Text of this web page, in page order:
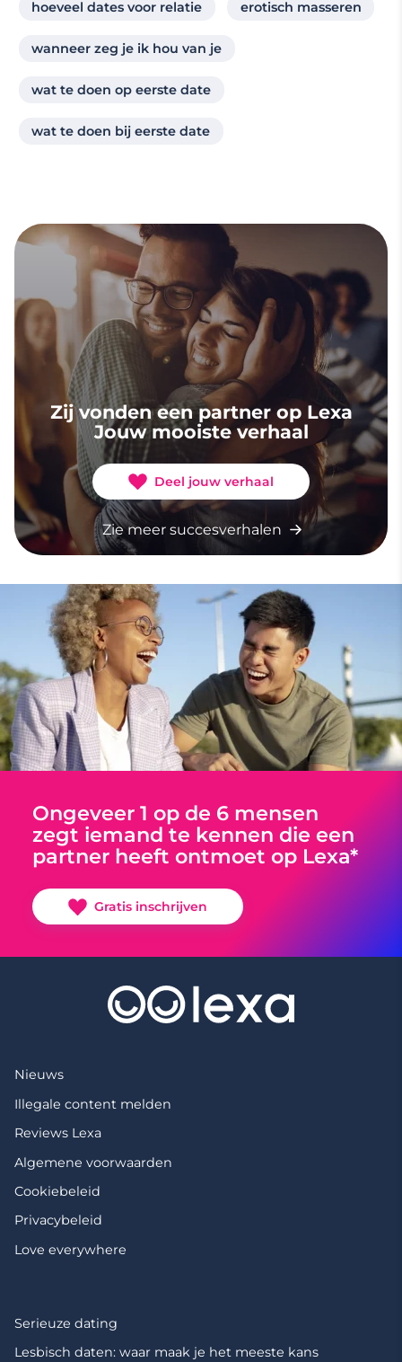
hoeveel dates voor relatie erotisch masseren
wanneer zeg je ik hou van je
wat te doen op eerste date
wat te doen bij eerste date
Zij vonden een partner op Lexa
Jouw mooiste verhaal
Deel jouw verhaal
Zie meer succesverhalen
Ongeveer 1 op de 6 mensen
zegt iemand te kennen die een
partner heeft ontmoet op Lexa*
Gratis inschrijven
Nieuws
Illegale content melden
Reviews Lexa
Algemene voorwaarden
Cookiebeleid
Privacybeleid
Love everywhere
Serieuze dating
Lesbisch daten: waar maak je het meeste kans